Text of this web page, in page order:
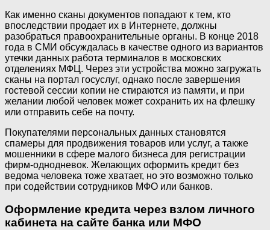
Как именно сканы документов попадают к тем, кто
впоследствии продает их в Интернете, должны
разобраться правоохранительные органы. В конце 2018
года в СМИ обсуждалась в качестве одного из вариантов
утечки данных работа терминалов в московских
отделениях МФЦ. Через эти устройства можно загружать
сканы на портал госуслуг, однако после завершения
гостевой сессии копии не стираются из памяти, и при
желании любой человек может сохранить их на флешку
или отправить себе на почту.
Покупателями персональных данных становятся
спамеры для продвижения товаров или услуг, а также
мошенники в сфере малого бизнеса для регистрации
фирм-однодневок. Желающих оформить кредит без
ведома человека тоже хватает, но это возможно только
при содействии сотрудников МФО или банков.
Оформление кредита через взлом личного
кабинета на сайте банка или МФО